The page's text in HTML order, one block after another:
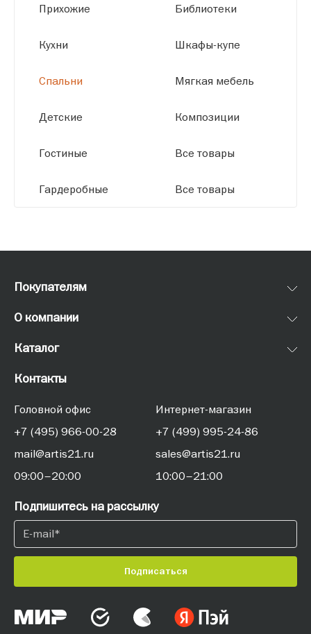
размерам.
Прихожие
Кухни
Спальни
Детские
Гостиные
Гардеробные
Библиотеки
Шкафы-купе
Мягкая мебель
Композиции
Все товары
Все товары
Покупателям
О компании
Каталог
Контакты
Головной офис
+7 (495) 966-00-28
mail@artis21.ru
09:00–20:00
Интернет-магазин
+7 (499) 995-24-86
sales@artis21.ru
10:00–21:00
Подпишитесь на рассылку
Подписаться